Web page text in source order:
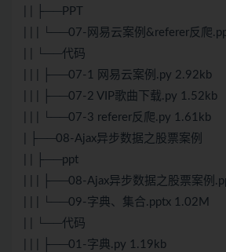
| | ├──PPT
| | | └──07-网易云案例&referer反爬
| | └──代码
| | | ├──07-1 网易云案例.py 2.92kb
| | | ├──07-2 VIP歌曲下载.py 1.52kb
| | | └──07-3 referer反爬.py 1.61kb
| ├──08-Ajax异步数据之股票案例
| | ├──ppt
| | | ├──08-Ajax异步数据之股票案例
| | | └──09-字典、集合.pptx 1.02M
| | └──代码
| | | ├──01-字典.py 1.19kb